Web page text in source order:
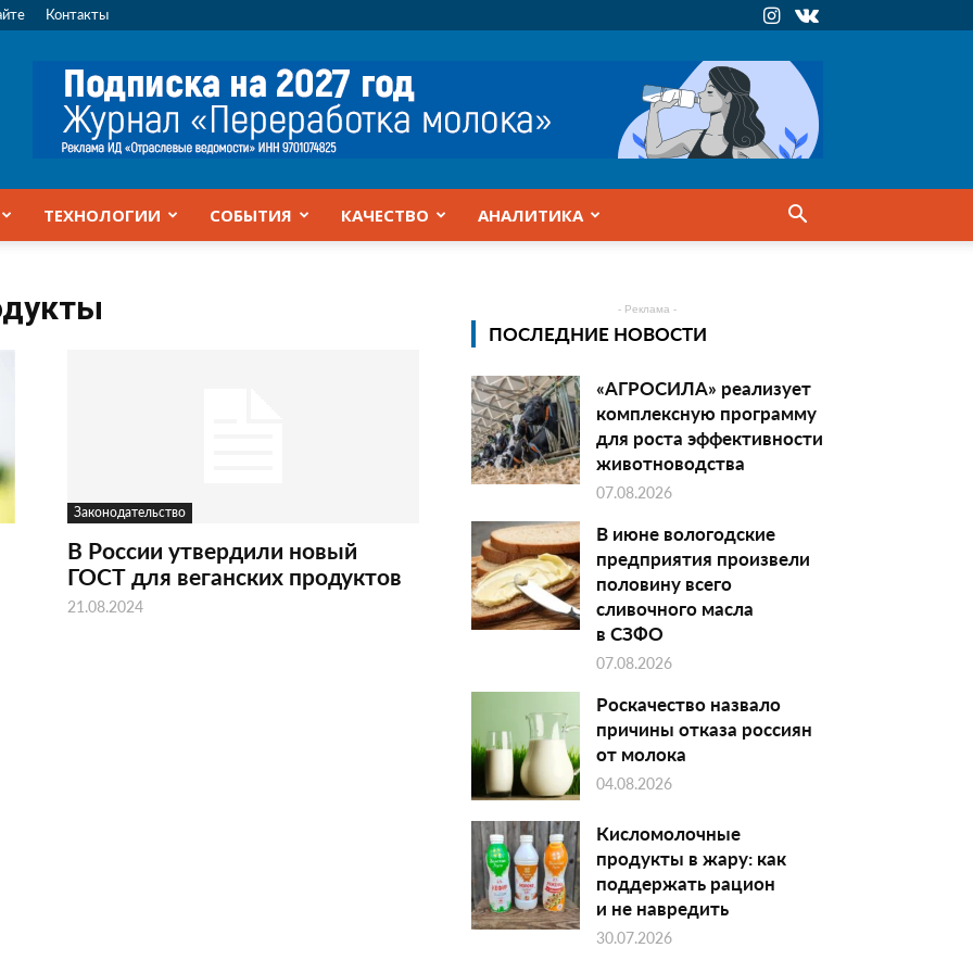
Контакты
ТЕХНОЛОГИИ СОБЫТИЯ КАЧЕСТВО АНАЛИТИКА
Законодательство
В России утвердили новый
ГОСТ для веганских продуктов
21.08.2024
- Реклама -
ПОСЛЕДНИЕ НОВОСТИ
«АГРОСИЛА» реализует
комплексную программу
для роста эффективности
животноводства
07.08.2026
В июне вологодские
предприятия произвели
половину всего
сливочного масла
в СЗФО
07.08.2026
Роскачество назвало
причины отказа россиян
от молока
04.08.2026
Кисломолочные
продукты в жару: как
поддержать рацион
и не навредить
30.07.2026